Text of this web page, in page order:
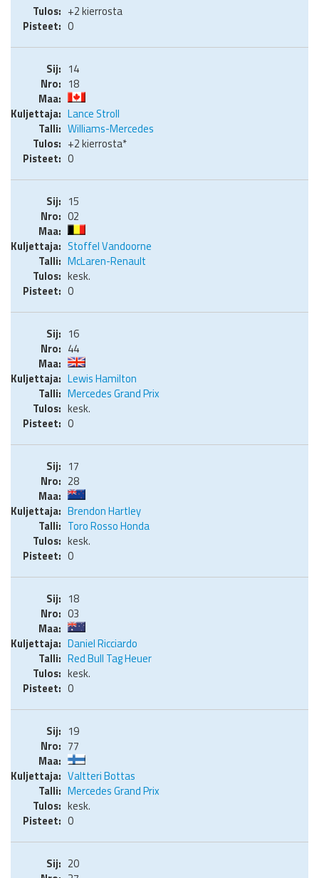
+2 kierrosta
0
14
18
Lance Stroll
Williams-Mercedes
+2 kierrosta*
0
15
02
Stoffel Vandoorne
McLaren-Renault
kesk.
0
16
44
Lewis Hamilton
Mercedes Grand Prix
kesk.
0
17
28
Brendon Hartley
Toro Rosso Honda
kesk.
0
18
03
Daniel Ricciardo
Red Bull Tag Heuer
kesk.
0
19
77
Valtteri Bottas
Mercedes Grand Prix
kesk.
0
20